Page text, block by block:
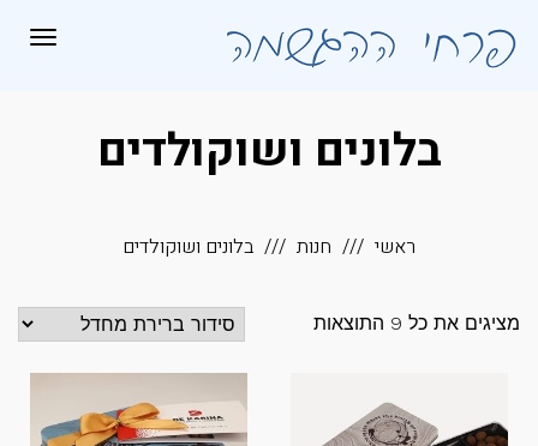
בלונים ושוקולדים
ראשי חנות בלונים ושוקולדים
מציגים את כל ⁦9⁩ התוצאות